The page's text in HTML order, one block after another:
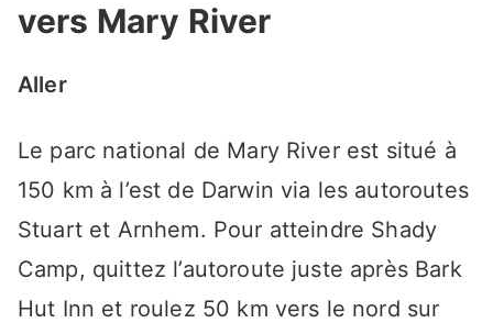
vers Mary River
Aller
Le parc national de Mary River est situé à
150 km à l’est de Darwin via les autoroutes
Stuart et Arnhem. Pour atteindre Shady
Camp, quittez l’autoroute juste après Bark
Hut Inn et roulez 50 km vers le nord sur